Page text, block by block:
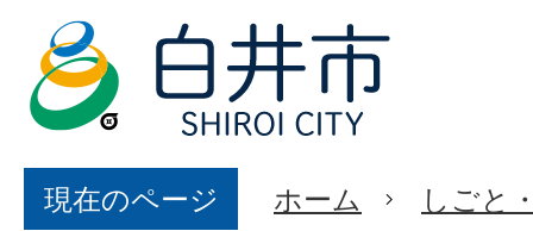
現在のページ ホーム しごと